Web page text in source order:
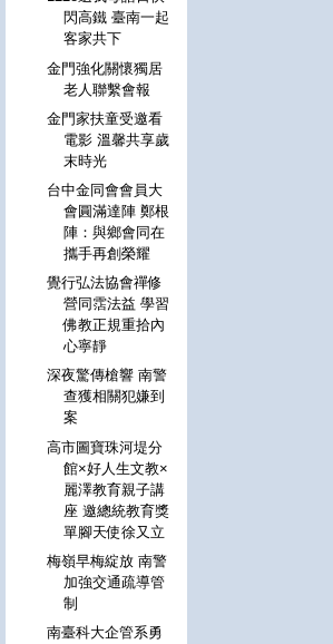
閃高鐵 臺南一起
客家共下
金門強化關懷獨居
老人聯繫會報
金門家扶童受邀看
電影 溫馨共享歲
末時光
台中金同會會員大
會圓滿達陣 鄭根
陣：與鄉會同在
攜手再創榮耀
覺行弘法協會禪修
營同霑法益 學習
佛教正規重拾內
心寧靜
深夜驚傳槍響 南警
查獲相關犯嫌到
案
高市圖寶珠河堤分
館×好人生文教×
麗澤教育親子講
座 邀總統教育獎
單腳天使徐又立
梅嶺早梅綻放 南警
加強交通疏導管
制
南臺科大企管系勇